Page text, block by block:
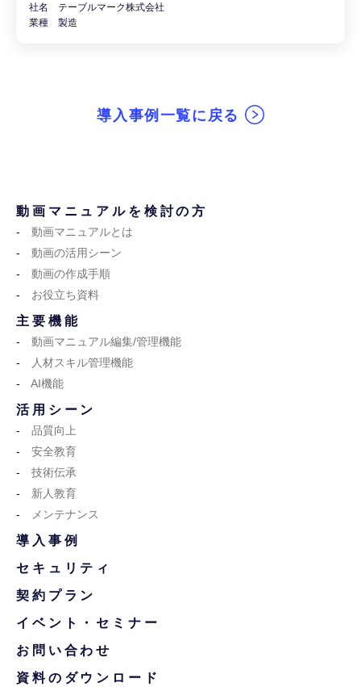
社名 テーブルマーク株式会社
業種 製造
導入事例一覧に戻る
動画マニュアルを検討の方
動画マニュアルとは
動画の活用シーン
動画の作成手順
お役立ち資料
主要機能
動画マニュアル編集/管理機能
人材スキル管理機能
AI機能
活用シーン
品質向上
安全教育
技術伝承
新人教育
メンテナンス
導入事例
セキュリティ
契約プラン
イベント・セミナー
お問い合わせ
資料のダウンロード